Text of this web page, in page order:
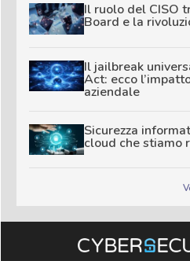
Il ruolo del CISO
Board e la
Il jailbreak
Act: ecco
aziendale
Sicurezza
cloud che stiamo